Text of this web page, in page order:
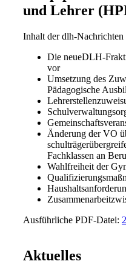
und Lehrer
Inhalt der dlh-
Die neueDLH-
vor
Umsetzung des
Pädagogische
Änderung der VO
Fachklassen an
Wahlfreiheit der
Ausführliche PDF-Datei:
Aktuelles